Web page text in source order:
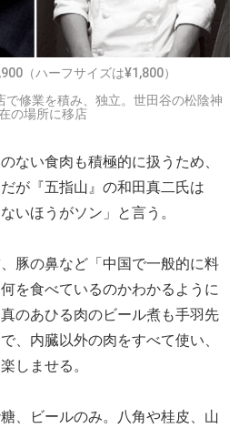
（ハーフサイズは¥1,800）
修業を積み、独立。世田谷の松陰神
の場所に移店
ない食肉も積極的に扱うため、
が『五指山』の和田真二氏は
いほうがソン」と言う。
豚の鼻など「中国で一般的に料
を食べているのかわかるように
のあひる肉のビール煮も手羽先
、内臓以外の肉をすべて使い、
しませる。
、ビールのみ。八角や桂皮、山